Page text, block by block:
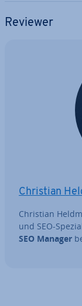
Reviewer
Christian
Christian
und SEO-
SEO Manager